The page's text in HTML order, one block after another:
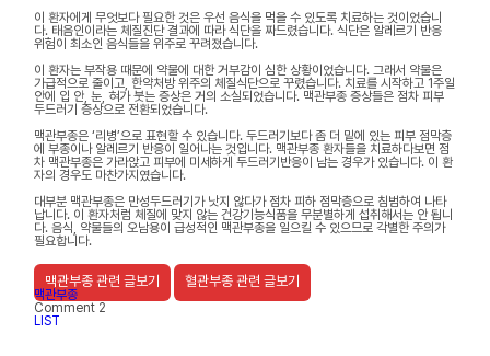
이 환자에게 무엇보다 필요한 것은 우선 음식을 먹을 수 있도록 치료하는 것이었습니
다. 태음인이라는 체질진단 결과에 따라 식단을 짜드렸습니다. 식단은 알레르기 반응
위험이 최소인 음식들을 위주로 꾸려졌습니다.
이 환자는 부작용 때문에 약물에 대한 거부감이 심한 상황이었습니다. 그래서 약물은
가급적으로 줄이고, 한약처방 위주의 체질식단으로 꾸렸습니다. 치료를 시작하고 1주일
안에 입 안, 눈, 혀가 붓는 증상은 거의 소실되었습니다. 맥관부종 증상들은 점차 피부
두드러기 증상으로 전환되었습니다.
맥관부종은 ‘리병’으로 표현할 수 있습니다. 두드러기보다 좀 더 밑에 있는 피부 점막층
에 부종이나 알레르기 반응이 일어나는 것입니다. 맥관부종 환자들을 치료하다보면 점
차 맥관부종은 가라앉고 피부에 미세하게 두드러기반응이 남는 경우가 있습니다. 이 환
자의 경우도 마찬가지였습니다.
대부분 맥관부종은 만성두드러기가 낫지 않다가 점차 피하 점막층으로 침범하여 나타
납니다. 이 환자처럼 체질에 맞지 않는 건강기능식품을 무분별하게 섭취해서는 안 됩니
다. 음식, 약물들의 오남용이 급성적인 맥관부종을 일으킬 수 있으므로 각별한 주의가
필요합니다.
맥관부종 관련 글보기 혈관부종 관련 글보기
맥관부종
Comment 2
LIST